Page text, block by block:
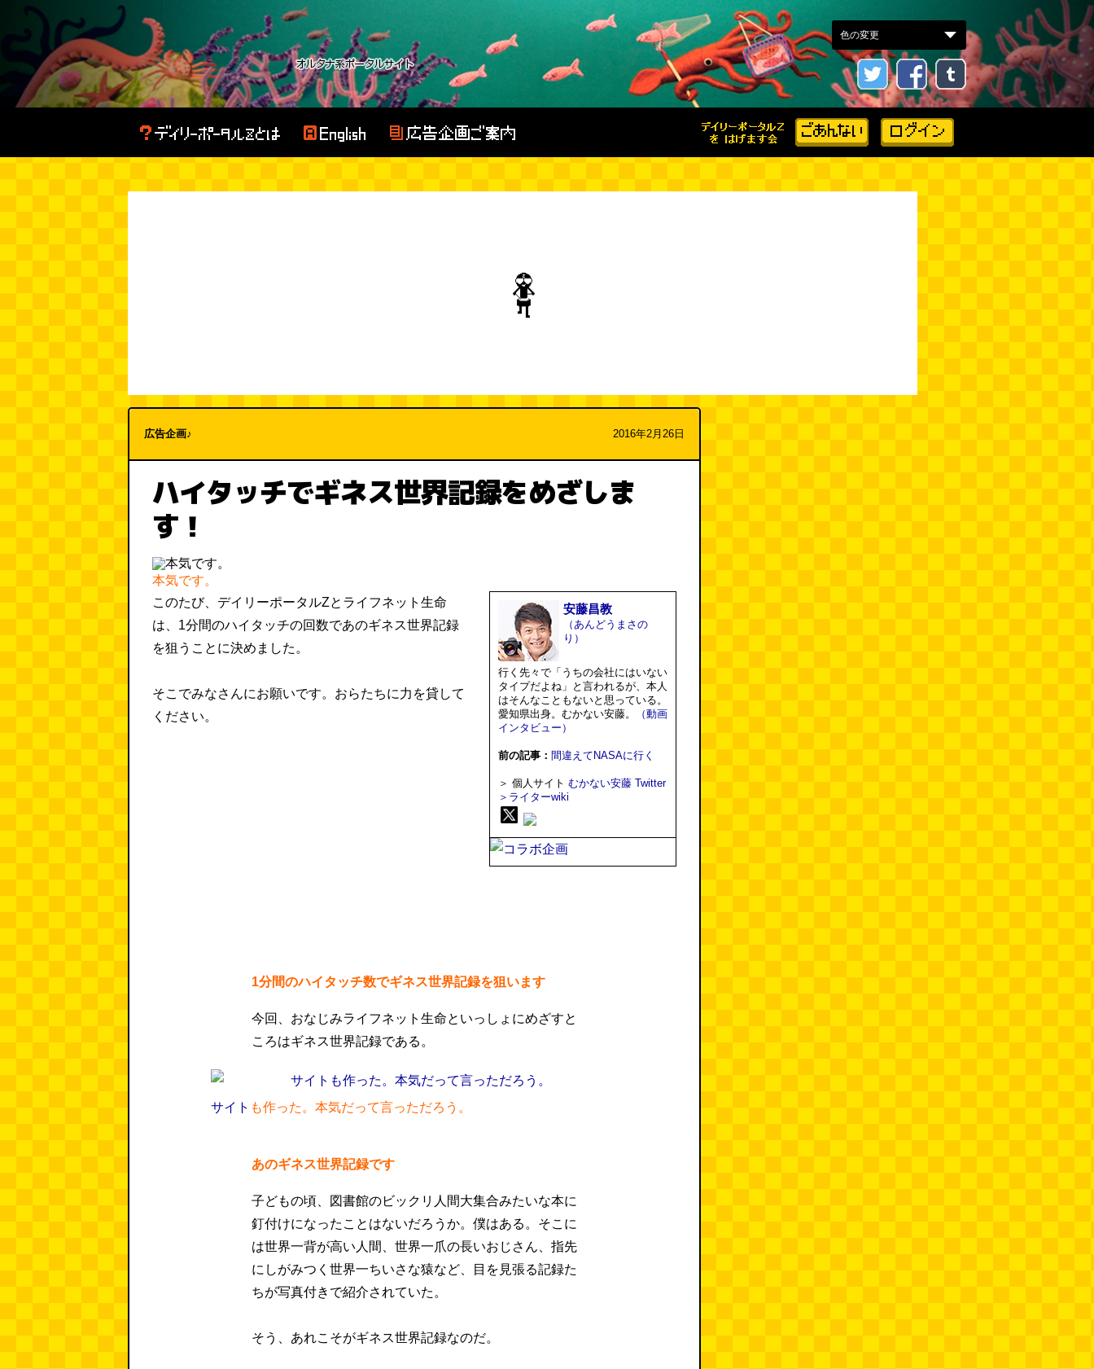
広告企画♪ 2016年2月26日
ハイタッチでギネス世界記録をめざしま
す！
本気です。
このたび、デイリーポータルZとライフネット生命
は、1分間のハイタッチの回数であのギネス世界記録
を狙うことに決めました。
そこでみなさんにお願いです。おらたちに力を貸して
ください。
安藤昌教
（あんどうまさの
り）
行く先々で「うちの会社にはいない
タイプだよね」と言われるが、本人
はそんなこともないと思っている。
愛知県出身。むかない安藤。
（動画
インタビュー）
前の記事： 間違えてNASAに行く
＞ 個人サイト むかない安藤 Twitter
＞ライターwiki
1分間のハイタッチ数でギネス世界記録を狙います
今回、おなじみライフネット生命といっしょにめざすと
ころはギネス世界記録である。
サイト も作った。本気だって言っただろう。
あのギネス世界記録です
子どもの頃、図書館のビックリ人間大集合みたいな本に
釘付けになったことはないだろうか。僕はある。そこに
は世界一背が高い人間、世界一爪の長いおじさん、指先
にしがみつく世界一ちいさな猿など、目を見張る記録た
ちが写真付きで紹介されていた。
そう、あれこそがギネス世界記録なのだ。